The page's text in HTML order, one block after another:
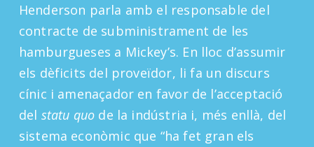
Henderson parla amb el responsable del
contracte de subministrament de les
hamburgueses a Mickey’s. En lloc d’assumir
els dèficits del proveïdor, li fa un discurs
cínic i amenaçador en favor de l’acceptació
del statu quo de la indústria i, més enllà, del
sistema econòmic que “ha fet gran els